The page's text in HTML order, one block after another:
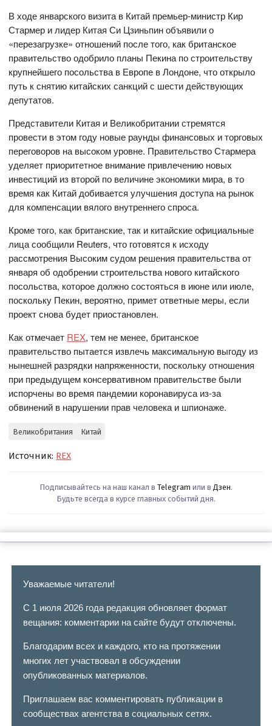
В ходе январского визита в Китай премьер-министр Кир
Стармер и лидер Китая Си Цзиньпин объявили о
«перезагрузке» отношений после того, как британское
правительство одобрило планы Пекина по строительству
крупнейшего посольства в Европе в Лондоне, что открыло
путь к снятию китайских санкций с шести действующих
депутатов.
Представители Китая и Великобритании стремятся
провести в этом году новые раунды финансовых и торговых
переговоров на высоком уровне. Правительство Стармера
уделяет приоритетное внимание привлечению новых
инвестиций из второй по величине экономики мира, в то
время как Китай добивается улучшения доступа на рынок
для компенсации вялого внутреннего спроса.
Кроме того, как британские, так и китайские официальные
лица сообщили Reuters, что готовятся к исходу
рассмотрения Высоким судом решения правительства от
января об одобрении строительства нового китайского
посольства, которое должно состояться в июне или июле,
поскольку Пекин, вероятно, примет ответные меры, если
проект снова будет приостановлен.
Как отмечает REX, тем не менее, британское
правительство пытается извлечь максимальную выгоду из
нынешней разрядки напряженности, поскольку отношения
при предыдущем консервативном правительстве были
испорчены во время пандемии коронавируса из-за
обвинений в нарушении прав человека и шпионаже.
Великобритания Китай
Источник: REX
Подписывайтесь на наш канал в Telegram или в Дзен.
Будьте всегда в курсе главных событий дня.
Уважаемые читатели!
С 1 июля 2026 года редакция обновляет формат
вещания: комментарии на сайте будут отключены.
Благодарим всех и каждого, кто на протяжении
многих лет участвовал в обсуждении
опубликованных материалов.
Приглашаем вас комментировать публикации в
сообществах агентства в социальных сетях.